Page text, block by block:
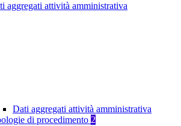
aggregati attività amministrativa
Dati aggregati attività amministrativa
di procedimento 2